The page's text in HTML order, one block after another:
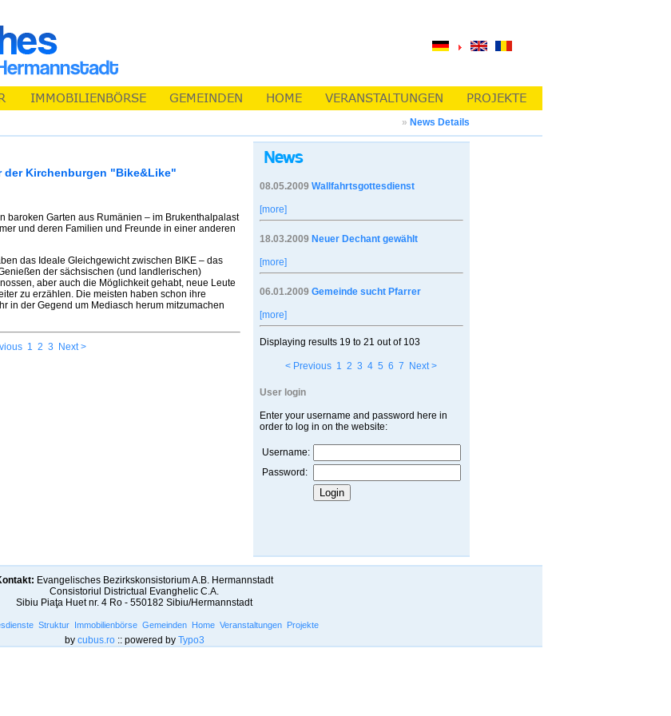
» News Details
der Kirchenburgen "Bike&Like"
baroken Garten aus Rumänien – im Brukenthalpalast
und deren Familien und Freunde in einer anderen
das Ideale Gleichgewicht zwischen BIKE – das
der sächsischen (und landlerischen)
aber auch die Möglichkeit gehabt, neue Leute
zu erzählen. Die meisten haben schon ihre
in der Gegend um Mediasch herum mitzumachen
1 2 3
Next >
08.05.2009 Wallfahrtsgottesdienst
[more]
18.03.2009 Neuer Dechant gewählt
[more]
06.01.2009 Gemeinde sucht Pfarrer
[more]
Displaying results 19 to 21 out of 103
< Previous 1 2 3 4 5 6 7 Next >
User login
Enter your username and password here in
order to log in on the website:
Username:
Password:
Evangelisches Bezirkskonsistorium A.B. Hermannstadt
Consistoriul Districtual Evanghelic C.A.
Sibiu Piaţa Huet nr. 4 Ro - 550182 Sibiu/Hermannstadt
Struktur Immobilienbörse Gemeinden Home Veranstaltungen Projekte
by cubus.ro:: powered by Typo3